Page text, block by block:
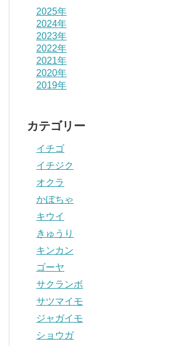
2025年
2024年
2023年
2022年
2021年
2020年
2019年
カテゴリー
イチゴ
イチジク
オクラ
かぼちゃ
キウイ
きゅうり
キンカン
ゴーヤ
サクランボ
サツマイモ
ジャガイモ
ショウガ